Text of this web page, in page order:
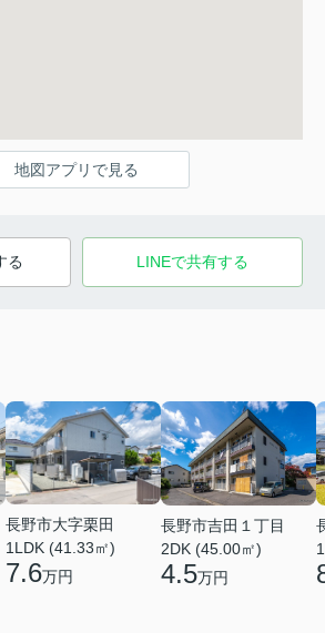
地図アプリで見る
る LINEで共有する
長野市大字栗田
1LDK (41.33㎡)
7.6万円
長野市吉田１丁目
2DK (45.00㎡)
4.5万円